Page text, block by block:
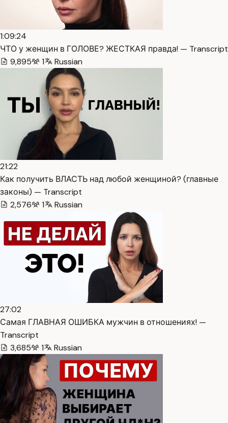
1:09:24
ЧТО у женщин в ГОЛОВЕ? ЖЕСТКАЯ правда! — Transcript
9,895
1 Russian
21:22
Как получить ВЛАСТЬ над любой женщиной? (главные
законы) — Transcript
2,576
1 Russian
27:02
Самая ГЛАВНАЯ ОШИБКА мужчин в отношениях! —
Transcript
3,685
1 Russian